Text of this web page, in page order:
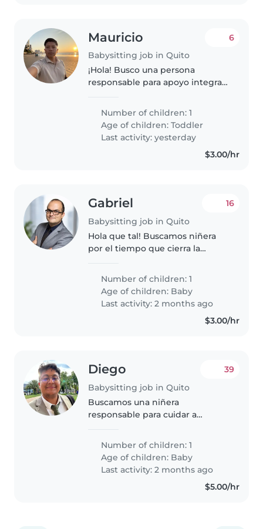
Mauricio
Babysitting job in Quito
6
¡Hola! Busco una persona
responsable para apoyo integral
tareas del hogar. Horario flexible
a coordinar según
requerimiento, de ser posible
medio tiempo,..
Number of children: 1
Age of children:Toddler
Last activity: yesterday
$3.00/hr
Gabriel
Babysitting job in Quito
16
Hola que tal! Buscamos niñera
por el tiempo que cierra la
tiene 2 años.
Number of children: 1
Age of children: Baby
Last activity: 2 months ago
$3.00/hr
Diego
Babysitting job in Quito
39
Buscamos una niñera
responsable para cuidar a
amigable y curioso. Nos
encantaría que la niñera esté
cómoda con tareas del hogar.
¡Esperamos con ansias..
Number of children: 1
Age of children: Baby
Last activity: 2 months ago
$5.00/hr